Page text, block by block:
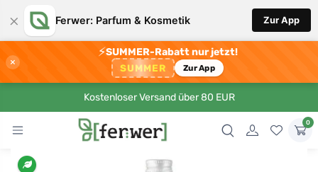
× Ferwer: Parfum & Kosmetik Zur App
×
⚡SUMMER-Rabatt nur jetzt!
SUMMER Zur App
Kostenloser Versand über 80 EUR
0